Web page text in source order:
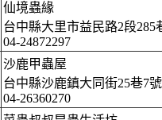
仙境蟲緣
台中縣大里市益民路2段285
04-24872297
沙鹿甲蟲屋
台中縣沙鹿鎮大同街25巷7號
04-26360270